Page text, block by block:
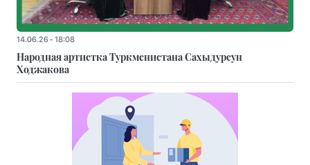
14.06.26 - 18:08
Народная артистка Туркменистана Сахыдурсун
Ходжакова